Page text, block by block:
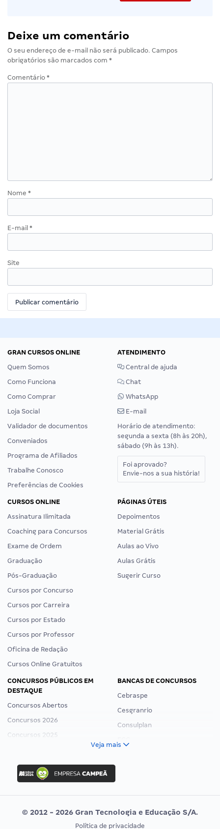
Deixe um comentário
O seu endereço de e-mail não será publicado. Campos
obrigatórios são marcados com *
Comentário *
Nome *
E-mail *
Site
GRAN CURSOS ONLINE
Quem Somos
Como Funciona
Como Comprar
Loja Social
Validador de documentos
Conveniados
Programa de Afiliados
Trabalhe Conosco
Preferências de Cookies
ATENDIMENTO
Central de ajuda
Chat
WhatsApp
E-mail
Horário de atendimento:
segunda a sexta (8h às 20h),
sábado (9h às 13h).
Foi aprovado?
Envie-nos a sua história!
CURSOS ONLINE
Assinatura Ilimitada
Coaching para Concursos
Exame de Ordem
Graduação
Pós-Graduação
Cursos por Concurso
Cursos por Carreira
Cursos por Estado
Cursos por Professor
Oficina de Redação
Cursos Online Gratuitos
PÁGINAS ÚTEIS
Depoimentos
Material Grátis
Aulas ao Vivo
Aulas Grátis
Sugerir Curso
CONCURSOS PÚBLICOS EM
DESTAQUE
Concursos Abertos
Concursos 2026
Concursos 2025
Concurso Ibama
Concurso MPU
Editais publicados
BANCAS DE CONCURSOS
Cebraspe
Cesgranrio
Consulplan
Vunesp
Veja mais
© 2012 - 2026 Gran Tecnologia e Educação S/A.
Política de privacidade